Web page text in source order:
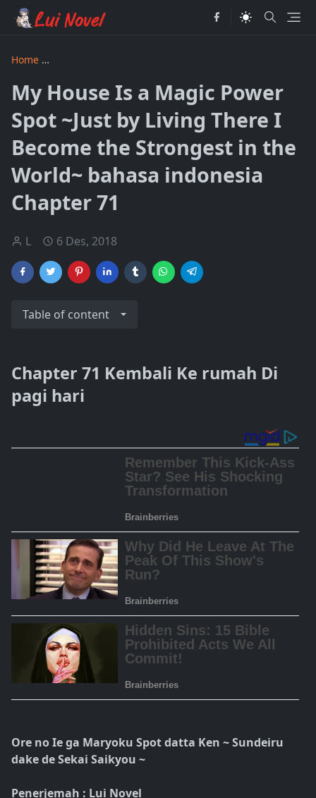
Home
My House Is a Magic Power
Spot ~Just by Living There I
Become the Strongest in the
World~ bahasa indonesia
Chapter 71
L 6 Des, 2018
Table of content
Chapter 71 Kembali Ke rumah Di
pagi hari
Ore no Ie ga Maryoku Spot datta Ken ~ Sundeiru
dake de Sekai Saikyou ~
Penerjemah : Lui Novel